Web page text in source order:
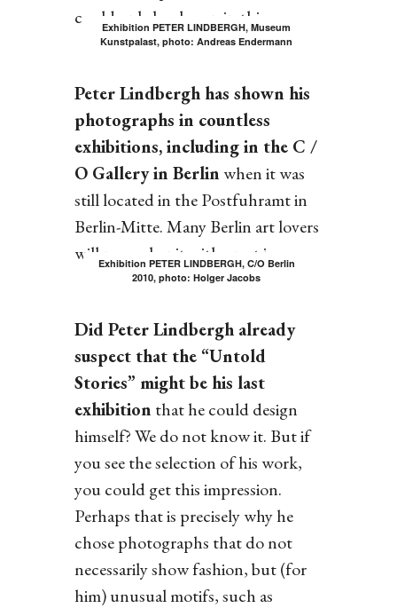
could only be shown in this way.
Exhibition PETER LINDBERGH, Museum
Kunstpalast, photo: Andreas Endermann
Peter Lindbergh has shown his
photographs in countless
exhibitions, including in the C /
O Gallery in Berlinwhen it was
still located in the Postfuhramt in
Berlin-Mitte. Many Berlin art lovers
will remember it with great joy.
Exhibition PETER LINDBERGH, C/O Berlin
2010, photo: Holger Jacobs
Did Peter Lindbergh already
suspect that the “Untold
Stories” might be his last
exhibition that he could design
himself? We do not know it. But if
you see the selection of his work,
you could get this impression.
Perhaps that is precisely why he
chose photographs that do not
necessarily show fashion, but (for
him) unusual motifs, such as